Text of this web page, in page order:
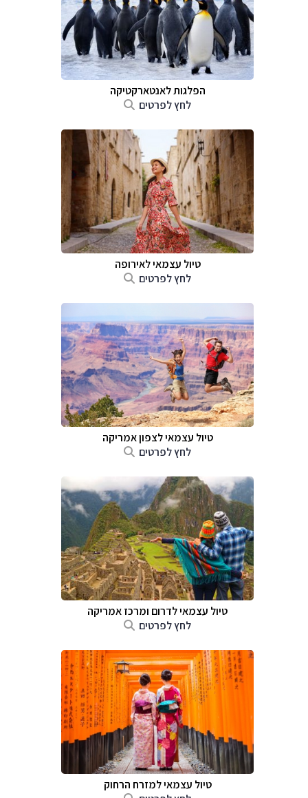
הפלגות לאנטארקטיקה
לחץ לפרטים
טיול עצמאי לאירופה
לחץ לפרטים
טיול עצמאי לצפון אמריקה
לחץ לפרטים
טיול עצמאי לדרום ומרכז אמריקה
לחץ לפרטים
טיול עצמאי למזרח הרחוק